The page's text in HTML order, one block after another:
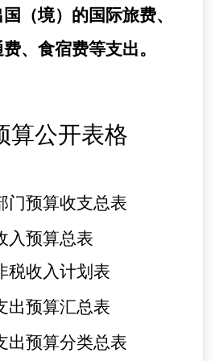
（境）的国际旅费、
、食宿费等支出。
算公开表格
门预算收支总表
入预算总表
税收入计划表
出预算汇总表
出预算分类总表